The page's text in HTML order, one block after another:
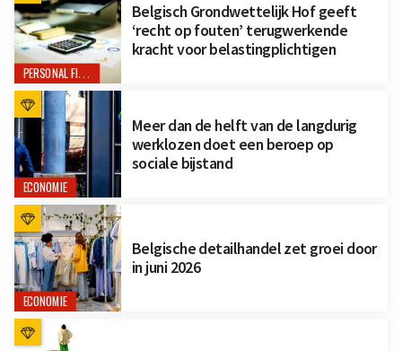
PERSONAL FINANCE
Belgisch Grondwettelijk Hof geeft
‘recht op fouten’ terugwerkende
kracht voor belastingplichtigen
ECONOMIE
Meer dan de helft van de langdurig
werklozen doet een beroep op
sociale bijstand
ECONOMIE
Belgische detailhandel zet groei door
in juni 2026